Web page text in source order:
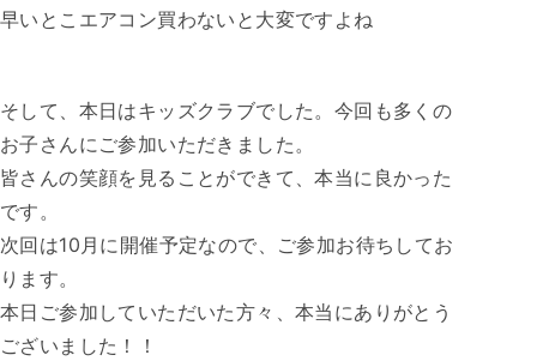
早いとこエアコン買わないと大変ですよね
そして、本日はキッズクラブでした。今回も多くの
お子さんにご参加いただきました。
皆さんの笑顔を見ることができて、本当に良かった
です。
次回は10月に開催予定なので、ご参加お待ちしてお
ります。
本日ご参加していただいた方々、本当にありがとう
ございました！！